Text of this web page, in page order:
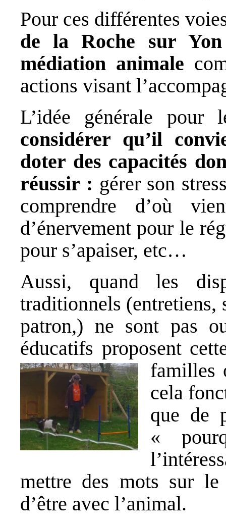
Pour ces différentes
de la Roche sur
médiation animale
actions visant
L’idée générale pour
considérer qu’il
doter des capacités
réussir : gérer son
comprendre d’où
d’énervement pour le
pour s’apaiser, etc…
Aussi, quand les
traditionnels (entretiens,
patron,) ne sont pas
éducatifs proposent
familles
cela
que de
«
mettre des mots sur
d’être avec l’animal.